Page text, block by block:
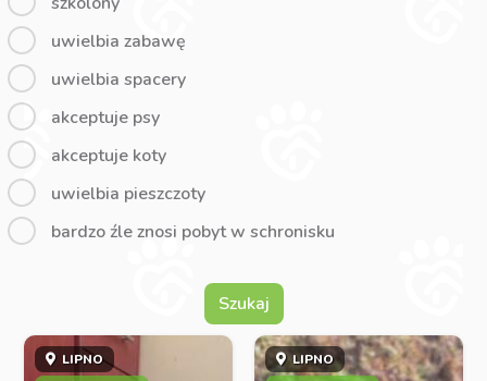
uwielbia zabawę
uwielbia spacery
akceptuje psy
akceptuje koty
uwielbia pieszczoty
bardzo źle znosi pobyt w schronisku
Szukaj
LIPNO
LIPNO